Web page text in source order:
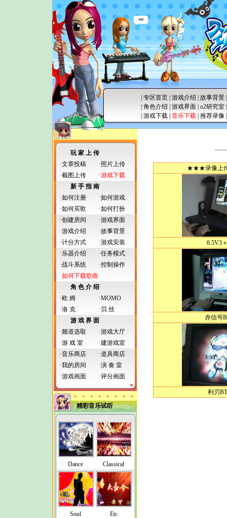
|专区首页 |游戏介绍 |故事背景
|角色介绍 |游戏界面 |o2研究室
|游戏下载 |音乐下载 |推荐录像
玩 家 上 传
·文章投稿 ·照片上传
·截图上传 ·游戏下载
新 手 指 南
·如何注册 ·如何游戏
·如何买歌 ·如何打扮
·创建房间 ·游戏界面
·游戏介绍 ·故事背景
·计分方式
·游戏安装
·乐器介绍 ·任务模式
·战斗系统 ·控制操作
·如何下载歌曲
角 色 介 绍
·欧 姆 ·MOMO
·洛 克 · 贝 丝
游 戏 界 面
·频道选取 ·游戏大厅
·游 戏 室 ·建游戏室
·音乐商店 ·道具商店
·我的房间 ·演 奏 室
·游戏画面 ·评分画面
精彩音乐试听
Dance Classical
Soul Etc
★★★录像上
0.5V3
赤信号
利刃